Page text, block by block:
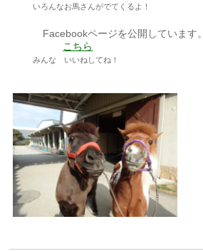
いろんなお馬さんがでてくるよ！
Facebookページを公開しています。
こちら
みんな いいねしてね！